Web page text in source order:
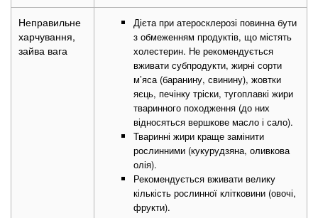
Неправильне
харчування,
зайва вага
Дієта при атеросклерозі повинна бути
з обмеженням продуктів, що містять
холестерин. Не рекомендується
вживати субпродукти, жирні сорти
м’яса (баранину, свинину), жовтки
яєць, печінку тріски, тугоплавкі жири
тваринного походження (до них
відносяться вершкове масло і сало).
Тваринні жири краще замінити
рослинними (кукурудзяна, оливкова
олія).
Рекомендується вживати велику
кількість рослинної клітковини (овочі,
фрукти).